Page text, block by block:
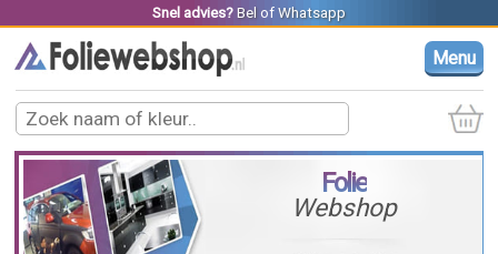
Snel advies? Belof Whatsapp
Menu
Folie
Webshop